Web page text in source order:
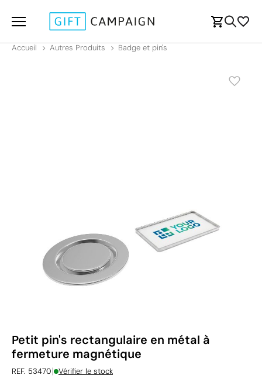
Accueil Autres Produits Badge et pin's
Petit pin's rectangulaire en métal à
fermeture magnétique
REF. 53470| Vérifier le stock